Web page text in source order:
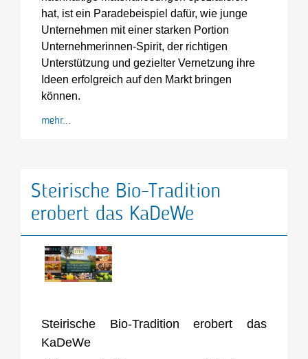
hat, ist ein Paradebeispiel dafür, wie junge
Unternehmen mit einer starken Portion
Unternehmerinnen-Spirit, der richtigen
Unterstützung und gezielter Vernetzung ihre
Ideen erfolgreich auf den Markt bringen
können.
mehr...
Steirische Bio-Tradition
erobert das KaDeWe
Steirische Bio-Tradition erobert das
KaDeWe